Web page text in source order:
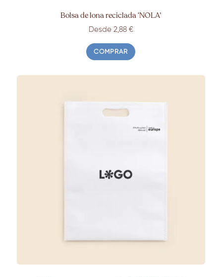
Bolsa de lona reciclada ‘NOLA’
Desde 2,88 €
COMPRAR